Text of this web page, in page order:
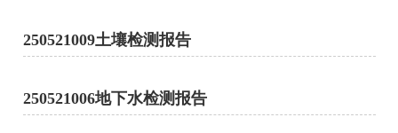
250521009土壤检测报告
250521006地下水检测报告